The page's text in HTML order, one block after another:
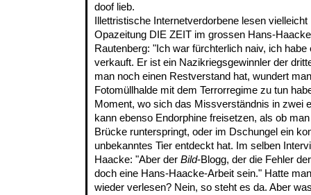
doof lieb.
Illettristische Internetverdorbene lesen
Opazeitung DIE ZEIT im grossen Hans-
Rautenberg: "Ich war fürchterlich naiv, ich
verkauft. Er ist ein Nazikriegsgewinnler der
man noch einen Restverstand hat, wundert
Fotomüllhalde mit dem Terrorregime zu tun
Moment, wo sich das Missverständnis in zwei
kann ebenso Endorphine freisetzen, als ob
Brücke runterspringt, oder im Dschungel ein
unbekanntes Tier entdeckt hat. Im selben
Haacke: "Aber der Bild-Blogg, der die Fehler
doch eine Hans-Haacke-Arbeit sein." Hatte
wieder verlesen? Nein, so steht es da. Aber